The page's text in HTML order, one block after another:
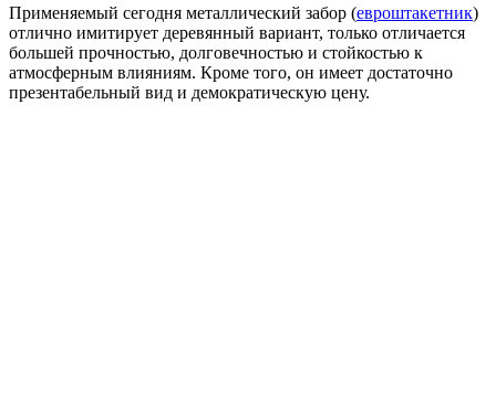
Применяемый сегодня металлический забор (евроштакетник)
отлично имитирует деревянный вариант, только отличается
большей прочностью, долговечностью и стойкостью к
атмосферным влияниям. Кроме того, он имеет достаточно
презентабельный вид и демократическую цену.